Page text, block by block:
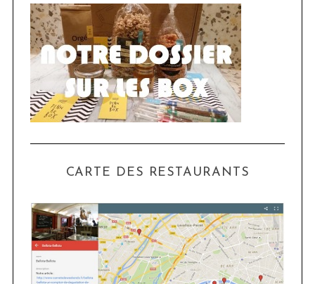
CARTE DES RESTAURANTS